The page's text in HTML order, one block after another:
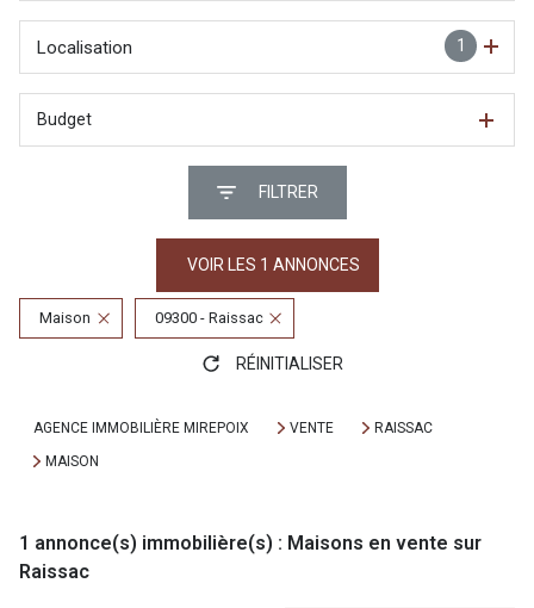
1
Localisation
Budget
FILTRER
VOIR LES 1 ANNONCES
Maison 09300 - Raissac
RÉINITIALISER
AGENCE IMMOBILIÈRE MIREPOIX VENTE
RAISSAC
MAISON
1 annonce(s) immobilière(s) : Maisons en vente sur
Raissac